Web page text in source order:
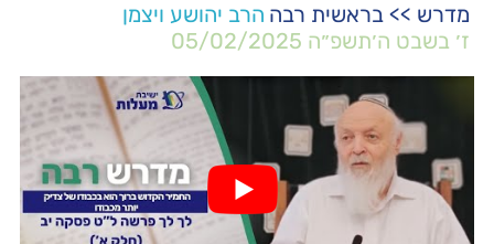
מדרש >> בראשית רבה הרב יהושע ויצמן
ז׳ בשבט ה׳תשפ״ה 05/02/2025